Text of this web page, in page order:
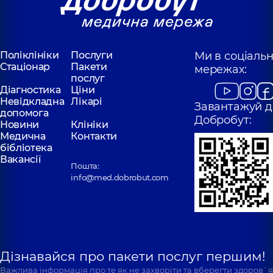
Поліклініки
Послуги
Стаціонар
Пакети
послуг
Діагностика
Ціни
Невідкладна
допомога
Лікарі
Новини
Клініки
Медична
бібліотека
Контакти
Вакансії
Пошта:
info@med.dobrobut.com
Ми в
мережах:
Завантажуй
Добробут:
Дізнавайся про пакети послуг першим!
Важлива інформація про те як не захворіти та вберегти